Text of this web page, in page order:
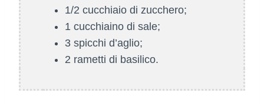
1/2 cucchiaio di zucchero;
1 cucchiaino di sale;
3 spicchi d’aglio;
2 rametti di basilico.